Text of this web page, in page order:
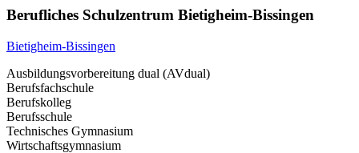
Berufliches Schulzentrum Bietigheim-Bissingen
Bietigheim-Bissingen
Ausbildungsvorbereitung dual (AVdual)
Berufsfachschule
Berufskolleg
Berufsschule
Technisches Gymnasium
Wirtschaftsgymnasium